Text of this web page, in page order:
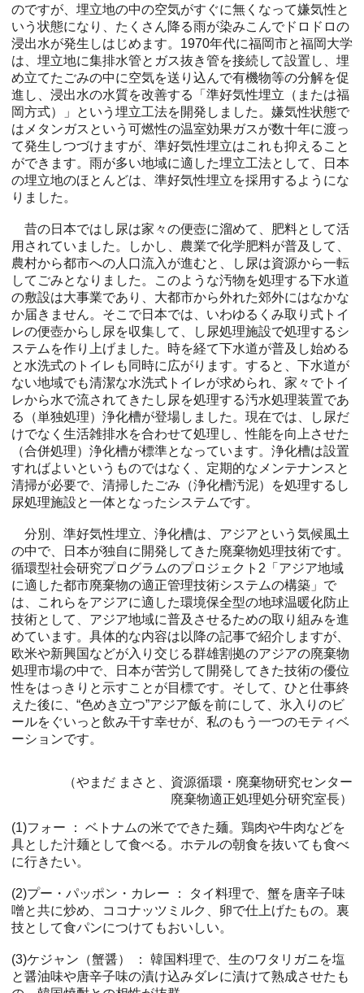
のですが、埋立地の中の空気がすぐに無くなって嫌気性と
いう状態になり、たくさん降る雨が染みこんでドロドロの
浸出水が発生しはじめます。1970年代に福岡市と福岡大学
は、埋立地に集排水管とガス抜き管を接続して設置し、埋
め立てたごみの中に空気を送り込んで有機物等の分解を促
進し、浸出水の水質を改善する「準好気性埋立（または福
岡方式）」という埋立工法を開発しました。嫌気性状態で
はメタンガスという可燃性の温室効果ガスが数十年に渡っ
て発生しつづけますが、準好気性埋立はこれも抑えること
ができます。雨が多い地域に適した埋立工法として、日本
の埋立地のほとんどは、準好気性埋立を採用するようにな
りました。
昔の日本ではし尿は家々の便壺に溜めて、肥料として活
用されていました。しかし、農業で化学肥料が普及して、
農村から都市への人口流入が進むと、し尿は資源から一転
してごみとなりました。このような汚物を処理する下水道
の敷設は大事業であり、大都市から外れた郊外にはなかな
か届きません。そこで日本では、いわゆるくみ取り式トイ
レの便壺からし尿を収集して、し尿処理施設で処理するシ
ステムを作り上げました。時を経て下水道が普及し始める
と水洗式のトイレも同時に広がります。すると、下水道が
ない地域でも清潔な水洗式トイレが求められ、家々でトイ
レから水で流されてきたし尿を処理する汚水処理装置であ
る（単独処理）浄化槽が登場しました。現在では、し尿だ
けでなく生活雑排水を合わせて処理し、性能を向上させた
（合併処理）浄化槽が標準となっています。浄化槽は設置
すればよいというものではなく、定期的なメンテナンスと
清掃が必要で、清掃したごみ（浄化槽汚泥）を処理するし
尿処理施設と一体となったシステムです。
分別、準好気性埋立、浄化槽は、アジアという気候風土
の中で、日本が独自に開発してきた廃棄物処理技術です。
循環型社会研究プログラムのプロジェクト2「アジア地域
に適した都市廃棄物の適正管理技術システムの構築」で
は、これらをアジアに適した環境保全型の地球温暖化防止
技術として、アジア地域に普及させるための取り組みを進
めています。具体的な内容は以降の記事で紹介しますが、
欧米や新興国などが入り交じる群雄割拠のアジアの廃棄物
処理市場の中で、日本が苦労して開発してきた技術の優位
性をはっきりと示すことが目標です。そして、ひと仕事終
えた後に、“色めき立つ”アジア飯を前にして、氷入りのビ
ールをぐいっと飲み干す幸せが、私のもう一つのモティベ
ーションです。
（やまだ まさと、資源循環・廃棄物研究センター
廃棄物適正処理処分研究室長）
(1)フォー ： ベトナムの米でできた麺。鶏肉や牛肉などを
具とした汁麺として食べる。ホテルの朝食を抜いても食べ
に行きたい。
(2)プー・パッポン・カレー ： タイ料理で、蟹を唐辛子味
噌と共に炒め、ココナッツミルク、卵で仕上げたもの。裏
技として食パンにつけてもおいしい。
(3)ケジャン（蟹醤） ： 韓国料理で、生のワタリガニを塩
と醤油味や唐辛子味の漬け込みダレに漬けて熟成させたも